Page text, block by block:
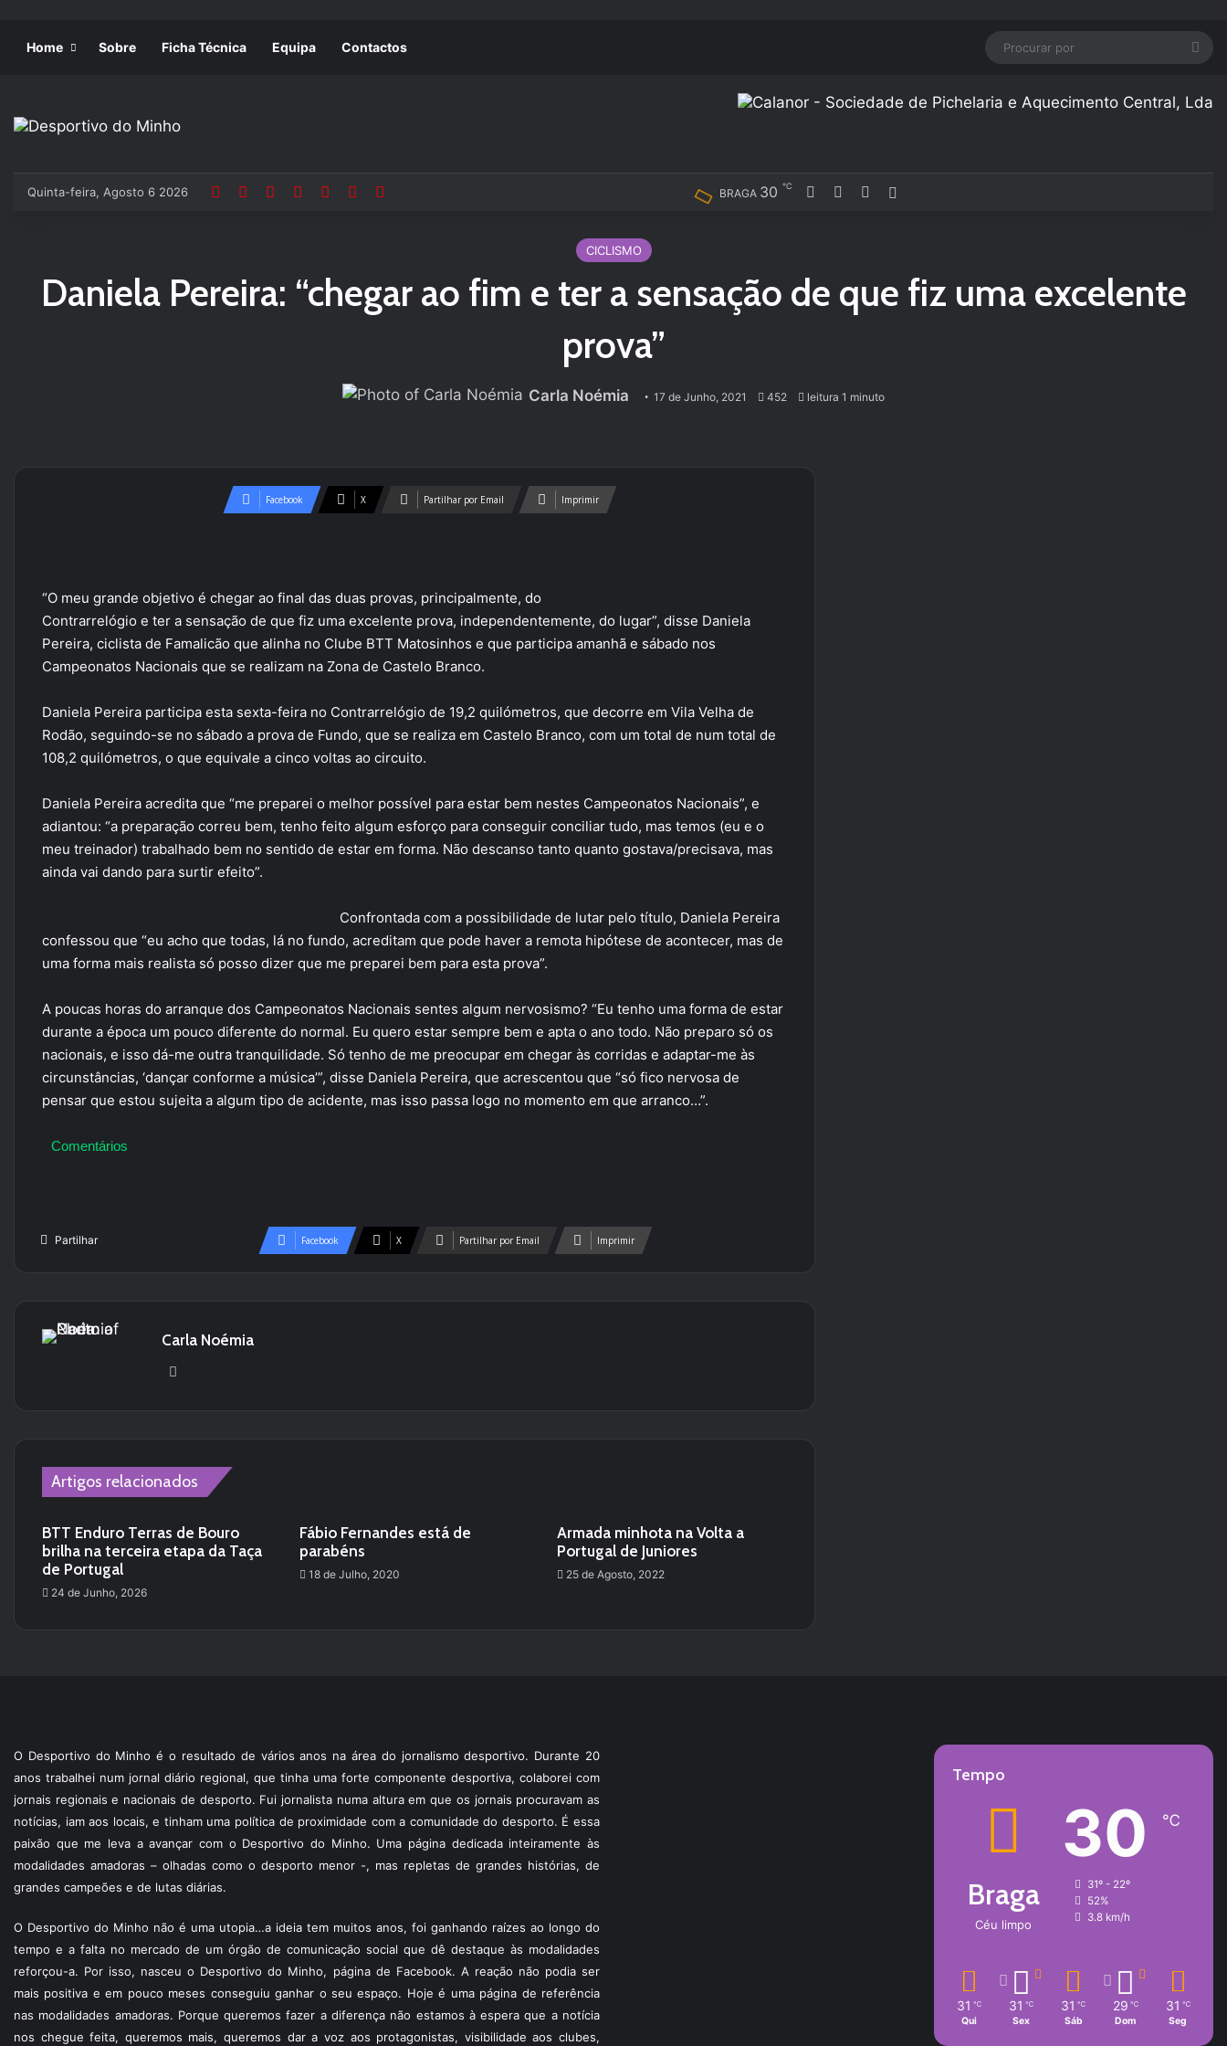
Home Sobre Ficha Técnica Equipa Contactos
Quinta-feira, Agosto 6 2026 BRAGA 30 ℃ FacebookYouTubeInstagram
CICLISMO
Daniela Pereira: “chegar ao fim e ter a sensação de que fiz uma excelente
prova”
Carla Noémia 17 de Junho, 2021 452 leitura 1 minuto
Facebook X Partilhar por Email Imprimir
“O meu grande objetivo é chegar ao final das duas provas, principalmente, do
Contrarrelógio e ter a sensação de que fiz uma excelente prova, independentemente, do lugar”, disse Daniela
Pereira, ciclista de Famalicão que alinha no Clube BTT Matosinhos e que participa amanhã e sábado nos
Campeonatos Nacionais que se realizam na Zona de Castelo Branco.
Daniela Pereira participa esta sexta-feira no Contrarrelógio de 19,2 quilómetros, que decorre em Vila Velha de
Rodão, seguindo-se no sábado a prova de Fundo, que se realiza em Castelo Branco, com um total de num total de
108,2 quilómetros, o que equivale a cinco voltas ao circuito.
Daniela Pereira acredita que “me preparei o melhor possível para estar bem nestes Campeonatos Nacionais”, e
adiantou: “a preparação correu bem, tenho feito algum esforço para conseguir conciliar tudo, mas temos (eu e o
meu treinador) trabalhado bem no sentido de estar em forma. Não descanso tanto quanto gostava/precisava, mas
ainda vai dando para surtir efeito”.
Confrontada com a possibilidade de lutar pelo título, Daniela Pereira
confessou que “eu acho que todas, lá no fundo, acreditam que pode haver a remota hipótese de acontecer, mas de
uma forma mais realista só posso dizer que me preparei bem para esta prova”.
A poucas horas do arranque dos Campeonatos Nacionais sentes algum nervosismo? “Eu tenho uma forma de estar
durante a época um pouco diferente do normal. Eu quero estar sempre bem e apta o ano todo. Não preparo só os
nacionais, e isso dá-me outra tranquilidade. Só tenho de me preocupar em chegar às corridas e adaptar-me às
circunstâncias, ‘dançar conforme a música’”, disse Daniela Pereira, que acrescentou que “só fico nervosa de
pensar que estou sujeita a algum tipo de acidente, mas isso passa logo no momento em que arranco…”.
Comentários
Partilhar Facebook X Partilhar por Email Imprimir
Carla Noémia
Artigos relacionados
BTT Enduro Terras de Bouro
brilha na terceira etapa da Taça
de Portugal
24 de Junho, 2026
Fábio Fernandes está de
parabéns
18 de Julho, 2020
Armada minhota na Volta a
Portugal de Juniores
25 de Agosto, 2022
O Desportivo do Minho é o resultado de vários anos na área do jornalismo desportivo. Durante 20
anos trabalhei num jornal diário regional, que tinha uma forte componente desportiva, colaborei com
jornais regionais e nacionais de desporto. Fui jornalista numa altura em que os jornais procuravam as
notícias, iam aos locais, e tinham uma política de proximidade com a comunidade do desporto. É essa
paixão que me leva a avançar com o Desportivo do Minho. Uma página dedicada inteiramente às
modalidades amadoras – olhadas como o desporto menor -, mas repletas de grandes histórias, de
grandes campeões e de lutas diárias.
O Desportivo do Minho não é uma utopia…a ideia tem muitos anos, foi ganhando raízes ao longo do
tempo e a falta no mercado de um órgão de comunicação social que dê destaque às modalidades
reforçou-a. Por isso, nasceu o Desportivo do Minho, página de Facebook. A reação não podia ser
mais positiva e em pouco meses conseguiu ganhar o seu espaço. Hoje é uma página de referência
nas modalidades amadoras. Porque queremos fazer a diferença não estamos à espera que a notícia
nos chegue feita, queremos mais, queremos dar a voz aos protagonistas, visibilidade aos clubes,
Tempo
Braga
Céu limpo
30 ℃
31º - 22º
52%
3.8 km/h
31 ℃
Qui
31 ℃
Sex
31 ℃
Sáb
29 ℃
Dom
31 ℃
Seg